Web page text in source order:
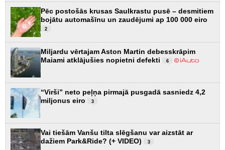
Pēc postošās krusas Saulkrastu pusē – desmitiem
bojātu automašīnu un zaudējumi ap 100 000 eiro
2
Miljardu vērtajam Aston Martin debesskrāpim
Maiami atklājušies nopietni defekti
6
“Virši” neto peļņa pirmajā pusgadā sasniedz 4,2
miljonus eiro
3
Vai tiešām Vanšu tilta slēgšanu var aizstāt ar
dažiem Park&Ride? (+ VIDEO)
3